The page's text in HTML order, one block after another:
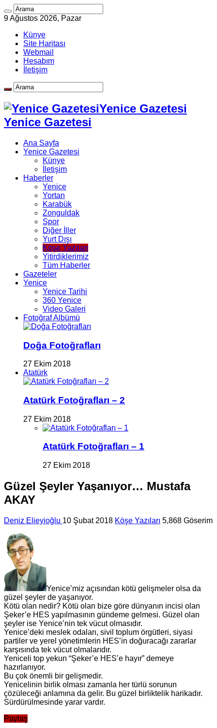
9 Ağustos 2026, Pazar
Künye
Site Haritası
Webmail
Hesabım
İletişim
Yenice Gazetesi
Yenice Gazetesi
Ana Sayfa
Yenice Gazetesi
Künye
İletişim
Haberler
Yenice
Yortan
Karabük
Zonguldak
Spor
Diğer İller
Yurt Dışı
Köşe Yazıları
Yitirdiklerimiz
Tüm Haberler
Gazeteler
Yenice
Yenice Tarihi
360 Yenice
Video Galeri
Fotoğraf Albümü
Doğa Fotoğrafları
27 Ekim 2018
Atatürk
Atatürk Fotoğrafları – 2
27 Ekim 2018
Atatürk Fotoğrafları – 1
27 Ekim 2018
Güzel Şeyler Yaşanıyor… Mustafa
AKAY
Deniz Elieyioğlu 10 Şubat 2018 Köşe Yazıları 5,868 Göserim
Yenice’miz açısından kötü gelişmeler olsa da
güzel şeyler de yaşanıyor.
Kötü olan nedir? Kötü olan bize göre dünyanın incisi olan
Şeker’e HES yapılmasının gündeme gelmesi. Güzel olan
şeyler ise Yenice’nin tek vücut olmasıdır.
Yenice’deki meslek odaları, sivil toplum örgütleri, siyasi
partiler ve yerel yönetimlerin HES’in doğuracağı zararlar
karşısında tek vücut olmalarıdır.
Yeniceli top yekun “Şeker’e HES’e hayır” demeye
hazırlanıyor.
Bu çok önemli bir gelişmedir.
Yenicelinin birlik olması zamanla her türlü sorunun
çözüleceği anlamına da gelir. Bu güzel birliktelik harikadır.
Sürdürülmesinde yarar vardır.
Paylaş